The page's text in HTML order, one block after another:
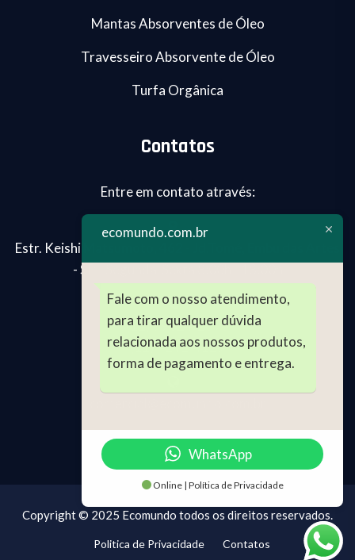
Mantas Absorventes de Óleo
Travesseiro Absorvente de Óleo
Turfa Orgânica
Contatos
Entre em contato através:
Estr. Keishi Matsumoto, 462 - Jd.Tomé, Embu das Artes
- SP - Segunda-Sexta 8:00h - 18:00h
(11) 99024-2696
(11) 4241-4129
Copyright © 2025 Ecomundo todos os direitos reservados.
Politica de Privacidade Contatos
ecomundo.com.br
Fale com o nosso atendimento,
para tirar qualquer dúvida
relacionada aos nossos produtos,
forma de pagamento e entrega.
WhatsApp
Online | Política de Privacidade